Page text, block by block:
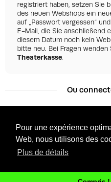
Pour une expérience
Web, nous utilisons des
Plus de détails
registriert haben, setzen Sie
des neuen Webshops ein
auf „Passwort vergessen“
E-Mail, die Sie anschließend
diesem Datum noch kein
bitte neu. Bei Fragen
Theaterkasse.
Ou
Facebook
Tixly